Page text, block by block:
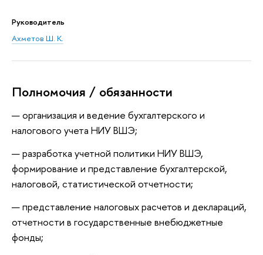
Руководитель
Ахметов Ш. К.
Полномочия / обязанности
организация и ведение бухгалтерского и
налогового учета НИУ ВШЭ;
разработка учетной политики НИУ ВШЭ,
формирование и представление бухгалтерской,
налоговой, статистической отчетности;
представление налоговых расчетов и деклараций,
отчетности в государственные внебюджетные
фонды;